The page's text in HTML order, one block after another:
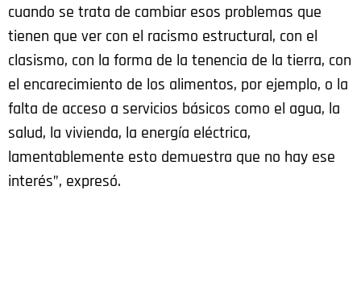
cuando se trata de cambiar esos problemas que
tienen que ver con el racismo estructural, con el
clasismo, con la forma de la tenencia de la tierra, con
el encarecimiento de los alimentos, por ejemplo, o la
falta de acceso a servicios básicos como el agua, la
salud, la vivienda, la energía eléctrica,
lamentablemente esto demuestra que no hay ese
interés”, expresó.